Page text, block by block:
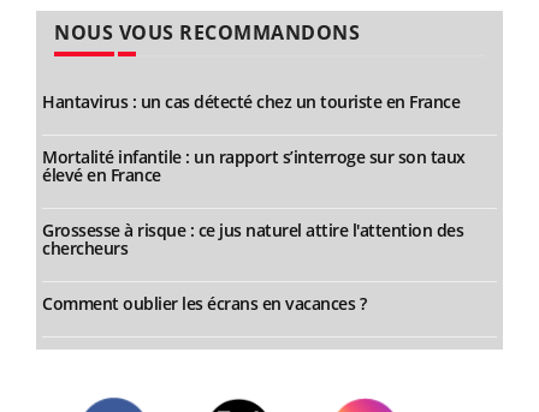
NOUS VOUS RECOMMANDONS
Hantavirus : un cas détecté chez un touriste en France
Mortalité infantile : un rapport s’interroge sur son taux
élevé en France
Grossesse à risque : ce jus naturel attire l'attention des
chercheurs
Comment oublier les écrans en vacances ?